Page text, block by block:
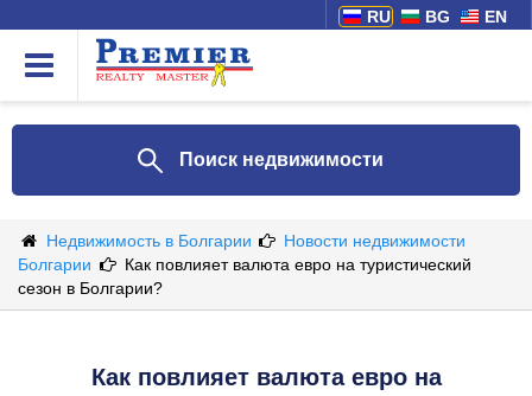
RU BG EN
Поиск недвижимости
Недвижимость в Болгарии
Новости недвижимости
Болгарии
Как повлияет валюта евро на туристический
сезон в Болгарии?
Как повлияет валюта евро на